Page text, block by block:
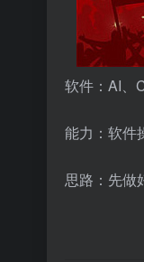
软件：AI、
能力：软件
思路：先做